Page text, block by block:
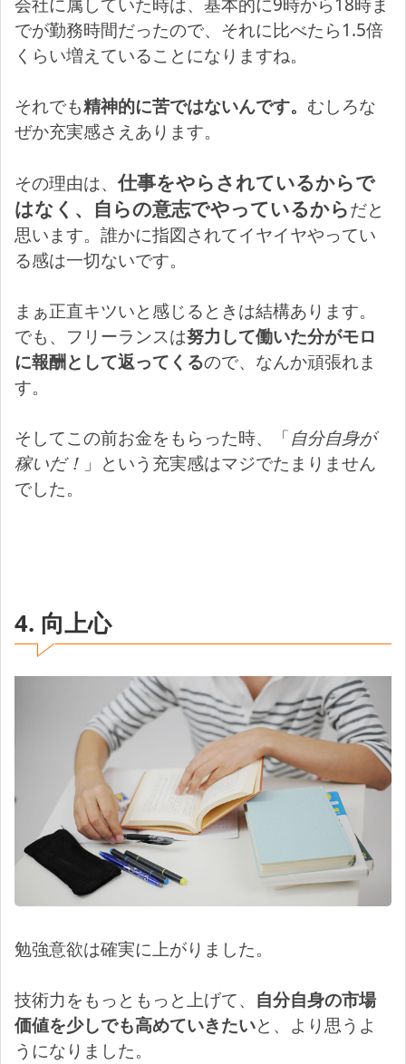
会社に属していた時は、基本的に9時から18時ま
でが勤務時間だったので、それに比べたら1.5倍
くらい増えていることになりますね。
それでも精神的に苦ではないんです。 むしろな
ぜか充実感さえあります。
その理由は、仕事をやらされているからで
はなく、自らの意志でやっているからだと
思います。誰かに指図されてイヤイヤやってい
る感は一切ないです。
まぁ正直キツいと感じるときは結構あります。
でも、フリーランスは努力して働いた分がモロ
に報酬として返ってくるので、なんか頑張れま
す。
そしてこの前お金をもらった時、「自分自身が
稼いだ！ 」という充実感はマジでたまりません
でした。
4. 向上心
勉強意欲は確実に上がりました。
技術力をもっともっと上げて、 自分自身の市場
価値を少しでも高めていきたいと、より思うよ
うになりました。